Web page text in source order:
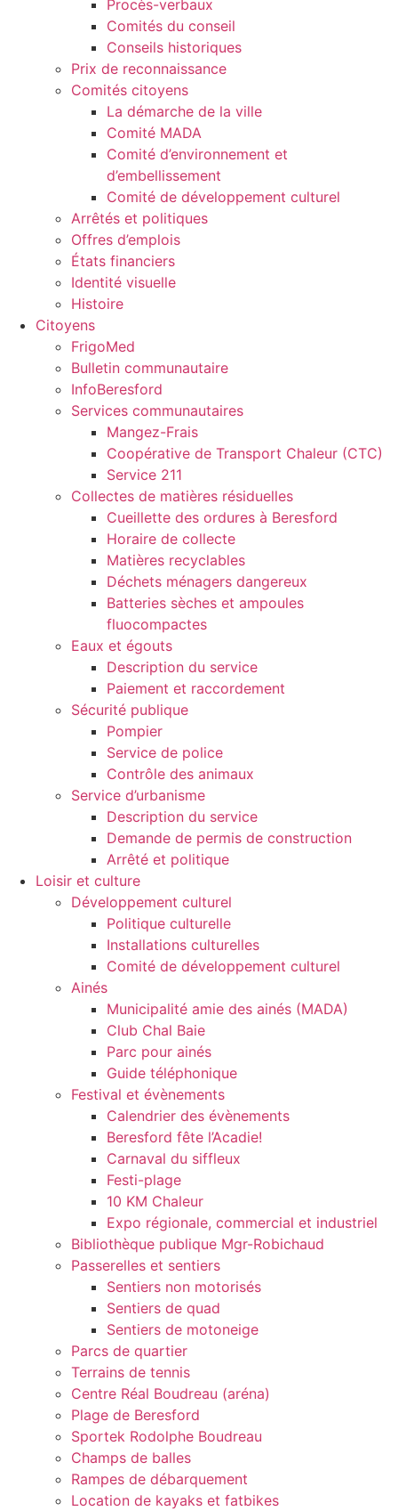
Procès-verbaux
Comités du conseil
Conseils historiques
Prix de reconnaissance
Comités citoyens
La démarche de la ville
Comité MADA
Comité d’environnement et
d’embellissement
Comité de développement culturel
Arrêtés et politiques
Offres d’emplois
États financiers
Identité visuelle
Histoire
Citoyens
FrigoMed
Bulletin communautaire
InfoBeresford
Services communautaires
Mangez-Frais
Coopérative de Transport Chaleur (CTC)
Service 211
Collectes de matières résiduelles
Cueillette des ordures à Beresford
Horaire de collecte
Matières recyclables
Déchets ménagers dangereux
Batteries sèches et ampoules
fluocompactes
Eaux et égouts
Description du service
Paiement et raccordement
Sécurité publique
Pompier
Service de police
Contrôle des animaux
Service d’urbanisme
Description du service
Demande de permis de construction
Arrêté et politique
Loisir et culture
Développement culturel
Politique culturelle
Installations culturelles
Comité de développement culturel
Ainés
Municipalité amie des ainés (MADA)
Club Chal Baie
Parc pour ainés
Guide téléphonique
Festival et évènements
Calendrier des évènements
Beresford fête l’Acadie!
Carnaval du siffleux
Festi-plage
10 KM Chaleur
Expo régionale, commercial et industriel
Bibliothèque publique Mgr-Robichaud
Passerelles et sentiers
Sentiers non motorisés
Sentiers de quad
Sentiers de motoneige
Parcs de quartier
Terrains de tennis
Centre Réal Boudreau (aréna)
Plage de Beresford
Sportek Rodolphe Boudreau
Champs de balles
Rampes de débarquement
Location de kayaks et fatbikes